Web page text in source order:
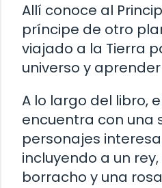
Allí conoce al
príncipe de otro
viajado a la Tierra
universo y
A lo largo del libro,
encuentra con una
personajes
incluyendo a un
borracho y una